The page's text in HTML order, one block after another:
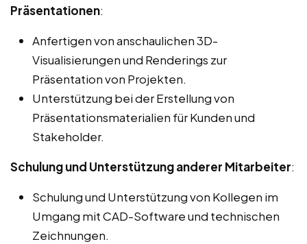
Präsentationen:
Anfertigen von anschaulichen 3D-
Visualisierungen und Renderings zur
Präsentation von Projekten.
Unterstützung bei der Erstellung von
Präsentationsmaterialien für Kunden und
Stakeholder.
Schulung und Unterstützung anderer Mitarbeiter:
Schulung und Unterstützung von Kollegen im
Umgang mit CAD-Software und technischen
Zeichnungen.